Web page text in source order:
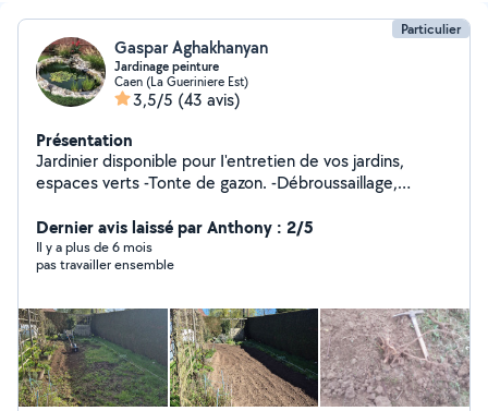
Particulier
Gaspar Aghakhanyan
Jardinage peinture
Caen (La Gueriniere Est)
3,5/5 (43 avis)
Présentation
Jardinier disponible pour I'entretien de vos jardins,
espaces verts -Tonte de gazon. -Débroussaillage,
entretien, retrait et implantation. -Ramassage,
évacuation des déchets verts. Paiement possible par
I'intermédiaire du -CESU ou autres. Intervention sur le
kilomètres
Dernier avis laissé par Anthony : 2/5
Il y a plus de 6 mois
pas travailler ensemble